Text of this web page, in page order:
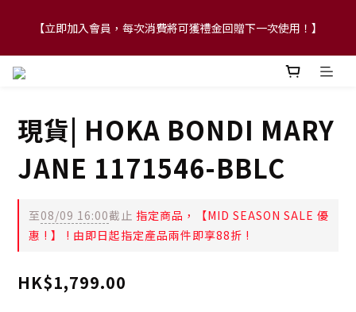
【FLASH SALE 兩件指定現貨產品即享88折】
【立即加入會員，每次消費將可獲禮金回贈下一次使用！】
【FLASH SALE 兩件指定現貨產品即享88折】
現貨| HOKA BONDI MARY
JANE 1171546-BBLC
至08/09 16:00截止 指定商品，【MID SEASON SALE 優
惠 ! 】 ! 由即日起指定產品兩件即享88折 !
HK$1,799.00